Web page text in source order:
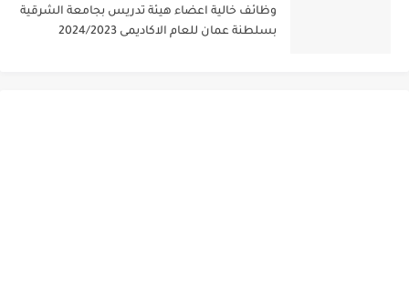
وظائف خالية اعضاء هيئة تدريس بجامعة الشرقية
بسلطنة عمان للعام الاكاديمى 2024/2023